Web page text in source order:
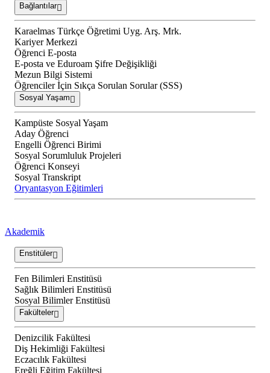
Bağlantılar
Karaelmas Türkçe Öğretimi Uyg. Arş. Mrk.
Kariyer Merkezi
Öğrenci E-posta
E-posta ve Eduroam Şifre Değişikliği
Mezun Bilgi Sistemi
Öğrenciler İçin Sıkça Sorulan Sorular (SSS)
Sosyal Yaşam
Kampüste Sosyal Yaşam
Aday Öğrenci
Engelli Öğrenci Birimi
Sosyal Sorumluluk Projeleri
Öğrenci Konseyi
Sosyal Transkript
Oryantasyon Eğitimleri
Akademik
Enstitüler
Fen Bilimleri Enstitüsü
Sağlık Bilimleri Enstitüsü
Sosyal Bilimler Enstitüsü
Fakülteler
Denizcilik Fakültesi
Diş Hekimliği Fakültesi
Eczacılık Fakültesi
Ereğli Eğitim Fakültesi